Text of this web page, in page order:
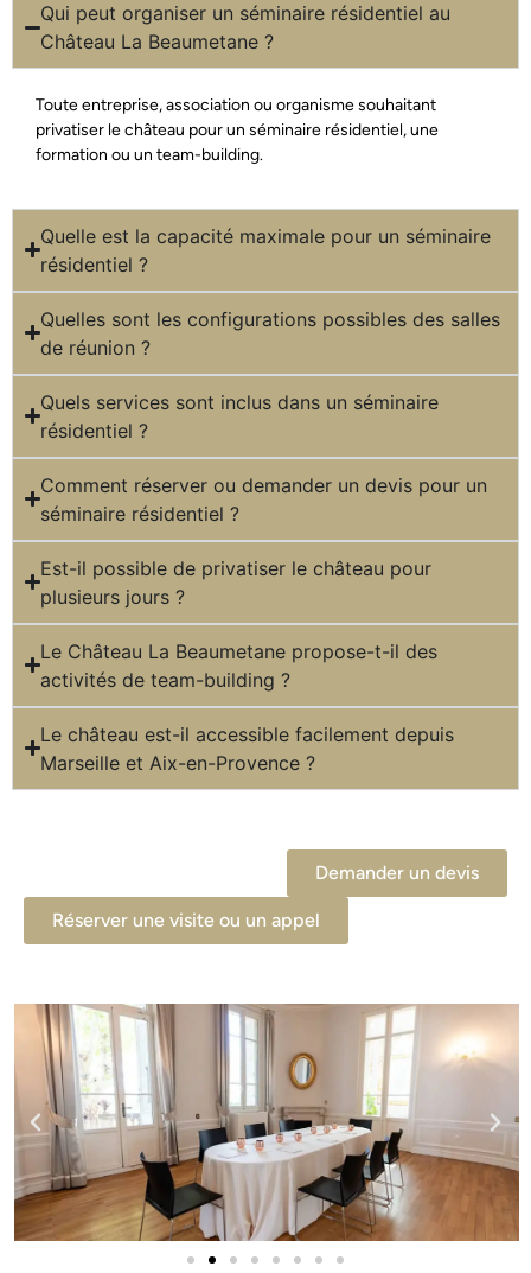
Qui peut organiser un séminaire résidentiel au
Château La Beaumetane ?
Toute entreprise, association ou organisme souhaitant
privatiser le château pour un séminaire résidentiel, une
formation ou un team-building.
Quelle est la capacité maximale pour un séminaire
résidentiel ?
Quelles sont les configurations possibles des salles
de réunion ?
Quels services sont inclus dans un séminaire
résidentiel ?
Comment réserver ou demander un devis pour un
séminaire résidentiel ?
Est-il possible de privatiser le château pour
plusieurs jours ?
Le Château La Beaumetane propose-t-il des
activités de team-building ?
Le château est-il accessible facilement depuis
Marseille et Aix-en-Provence ?
Demander un devis
Réserver une visite ou un appel